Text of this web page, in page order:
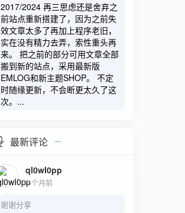
2017/2024 再三思虑还是舍弃之
前站点重新搭建了，因为之前失
效文章太多了再加上程序老旧，
实在没有精力去弄，索性重头再
来。 把之前的部分可用文章全部
搬到新的站点，采用最新版
EMLOG和新主题SHOP。 不定
时随缘更新，不会断更太久了这
次。...
最新评论
ql0wI0pp
5 个月前
谢谢分享